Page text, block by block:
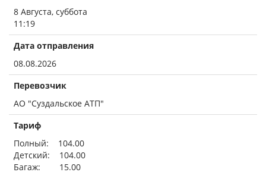
8 Августа, суббота
11:19
Дата отправления
08.08.2026
Перевозчик
АО "Суздальское АТП"
Тариф
Полный: 104.00
Детский: 104.00
Багаж: 15.00